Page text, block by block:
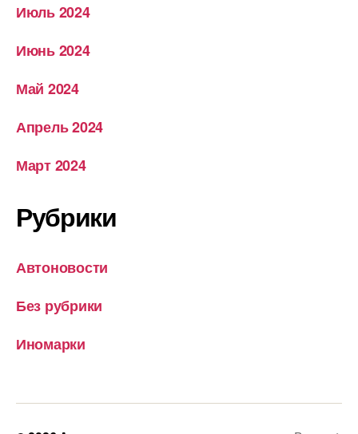
Июль 2024
Июнь 2024
Май 2024
Апрель 2024
Март 2024
Рубрики
Автоновости
Без рубрики
Иномарки